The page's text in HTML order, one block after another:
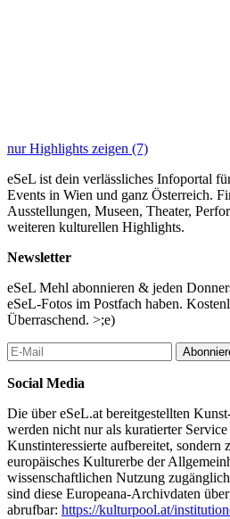
nur Highlights zeigen (7)
eSeL ist dein verlässliches Infoportal
Events in Wien und ganz Österreich.
Ausstellungen, Museen, Theater,
weiteren kulturellen Highlights.
Newsletter
eSeL Mehl abonnieren & jeden
eSeL-Fotos im Postfach haben.
Überraschend. >;e)
Social Media
Die über eSeL.at bereitgestellten
werden nicht nur als kuratierter
Kunstinteressierte aufbereitet, sondern
europäisches Kulturerbe der
wissenschaftlichen Nutzung
sind diese Europeana-Archivdaten
abrufbar: https://kulturpool.at/